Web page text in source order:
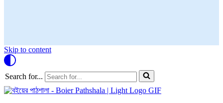
Skip to content
Search for...